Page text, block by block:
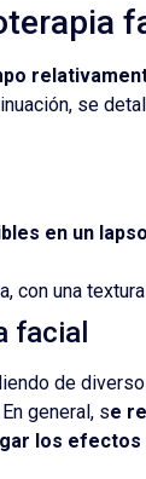
se
en un
con una
facial
de
general, se
los efectos